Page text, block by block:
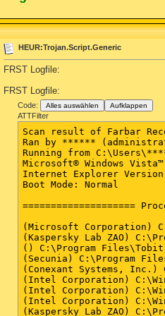
HEUR:Trojan.Script.Generic
FRST Logfile:
FRST Logfile:
Code: Alles auswählen Aufklappen
ATTFilter
Scan result of Farbar Recovery Scan Tool (FRST) (x86) Version: 03-12-2013 02
Ran by ****** (administrator) on ASPIRE on 03-12-2013 19:40:45
Running from C:\Users\******\Desktop
Microsoft® Windows Vista™ Home Premium  Service Pack 2 (X86) OS Language: German Standard
Internet Explorer Version 9
Boot Mode: Normal

==================== Processes (Whitelisted) ===================

(Microsoft Corporation) C:\Windows\System32\SLsvc.exe
(Kaspersky Lab ZAO) C:\Program Files\Kaspersky Lab\Kaspersky Internet Security 2013\avp.exe
() C:\Program Files\Tobit Radio.fx\Server\rfx-server.exe
(Secunia) C:\Program Files\Secunia\PSI\psia.exe
(Conexant Systems, Inc.) C:\Windows\System32\drivers\XAudio.exe
(Intel Corporation) C:\Windows\System32\igfxtray.exe
(Intel Corporation) C:\Windows\System32\hkcmd.exe
(Intel Corporation) C:\Windows\System32\igfxpers.exe
(Kaspersky Lab ZAO) C:\Program Files\Kaspersky Lab\Kaspersky Internet Security 2013\avp.exe
(Intel Corporation) C:\Windows\System32\igfxsrvc.exe
(Microsoft Corporation) C:\Program Files\Windows Sidebar\sidebar.exe
(Microsoft Corporation) C:\Windows\ehome\ehtray.exe
(Microsoft Corporation) C:\Program Files\Windows Media Player\wmpnscfg.exe
(Microsoft Corporation) C:\Windows\ehome\ehmsas.exe
(Panda Security) C:\Program Files\Panda USB Vaccine\USBVaccine.exe
(Secunia) C:\Program Files\Secunia\PSI\sua.exe
(Mozilla Corporation) C:\Program Files\Mozilla Firefox\firefox.exe
(Microsoft Corporation) C:\Windows\System32\conime.exe

==================== Registry (Whitelisted) ==================

HKLM\...\Run: [HotKeysCmds] - C:\Windows\system32\hkcmd.exe [ ] ()
HKLM\...\Run: [AVP] - C:\Program Files\Kaspersky Lab\Kaspersky Internet Security 2013\avp.exe [356128 2013-10-10] (Kaspersky Lab ZAO)
HKLM\...\Run: [Adobe ARM] - C:\Program Files\Common Files\Adobe\ARM\1.0\AdobeARM.exe [958576 2013-09-03] (Adobe Systems Incorporated)
HKCU\...\Run: [FileHippo.com] - C:\Program Files\FileHippo.com\UpdateChecker.exe [248832 2010-08-09] (FileHippo.com)
HKCU\...\Run: [ehTray.exe] - C:\Windows\ehome\ehtray.exe [125952 2008-01-21] (Microsoft Corporation)
HKCU\...\Run: [RfxSrvTray] - C:\Program Files\Tobit Radio.fx\Client\rfx-tray.exe [1838872 2013-02-07] (Tobit.Software)
HKCU\...\Run: [WMPNSCFG] - C:\Program Files\Windows Media Player\wmpnscfg.exe [202240 2008-01-21] (Microsoft Corporation)
HKU\Default\...\Run: [WindowsWelcomeCenter] - rundll32.exe oobefldr.dll,ShowWelcomeCenter
HKU\Default User\...\Run: [WindowsWelcomeCenter] - rundll32.exe oobefldr.dll,ShowWelcomeCenter
HKU\Gast\...\Run: [WindowsWelcomeCenter] - rundll32.exe oobefldr.dll,ShowWelcomeCenter

==================== Internet (Whitelisted) ====================

HKCU\Software\Microsoft\Internet Explorer\Main,Start Page = hxxp://www.google.de/?rlz=1W4CHBB_deDE549
HKCU\Software\Microsoft\Internet Explorer\Main,Start Page Redirect Cache = hxxp://de.msn.com/?ocid=iehp
HKCU\Software\Microsoft\Internet Explorer\Main,Start Page Redirect Cache_TIMESTAMP = 0xB1DC02A1DEC0CC01
HKCU\Software\Microsoft\Internet Explorer\Main,Start Page Redirect Cache AcceptLangs = de
SearchScopes: HKLM - DefaultScope value is missing.
BHO: Content Blocker Plugin - {5564CC73-EFA7-4CBF-918A-